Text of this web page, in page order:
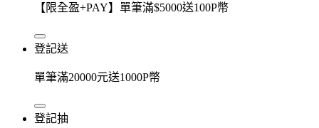
【限全盈+PAY】單筆滿$5000送100P幣
登記送
單筆滿20000元送1000P幣
登記抽